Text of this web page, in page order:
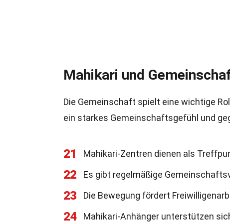
Mahikari und
Die Gemeinschaft spielt eine wichtige
ein starkes Gemeinschaftsgefühl und
21 Mahikari-Zentren dienen als
22 Es gibt regelmäßige
23 Die Bewegung fördert
24 Mahikari-Anhänger unterstützen